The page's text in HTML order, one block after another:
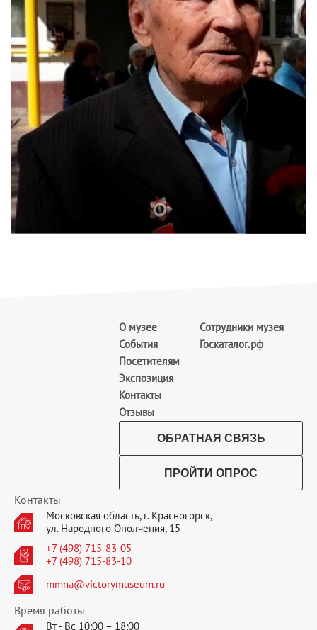
О музее
События
Посетителям
Экспозиция
Контакты
Отзывы
Сотрудники музея
Госкаталог.рф
ОБРАТНАЯ СВЯЗЬ
ПРОЙТИ ОПРОС
Контакты
Московская область, г. Красногорск,
ул. Народного Ополчения, 15
+7 (498) 715-83-05
+7 (498) 715-83-10
mmna@victorymuseum.ru
Время работы
Вт - Вс 10:00 – 18:00